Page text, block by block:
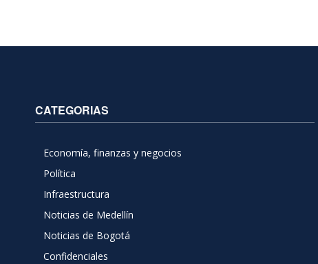
CATEGORIAS
Economía, finanzas y negocios
Política
Infraestructura
Noticias de Medellín
Noticias de Bogotá
Confidenciales